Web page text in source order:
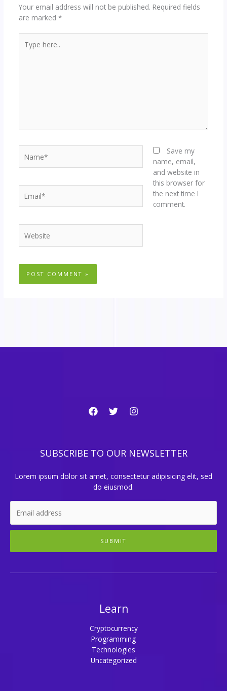
Your email address will not be published. Required fields
are marked *
here..
Save my
name, email,
and website in
this browser for
the next time I
comment.
SUBSCRIBE TO OUR NEWSLETTER
Lorem ipsum dolor sit amet, consectetur adipisicing elit, sed
do eiusmod.
SUBMIT
Learn
Cryptocurrency
Programming
Technologies
Uncategorized